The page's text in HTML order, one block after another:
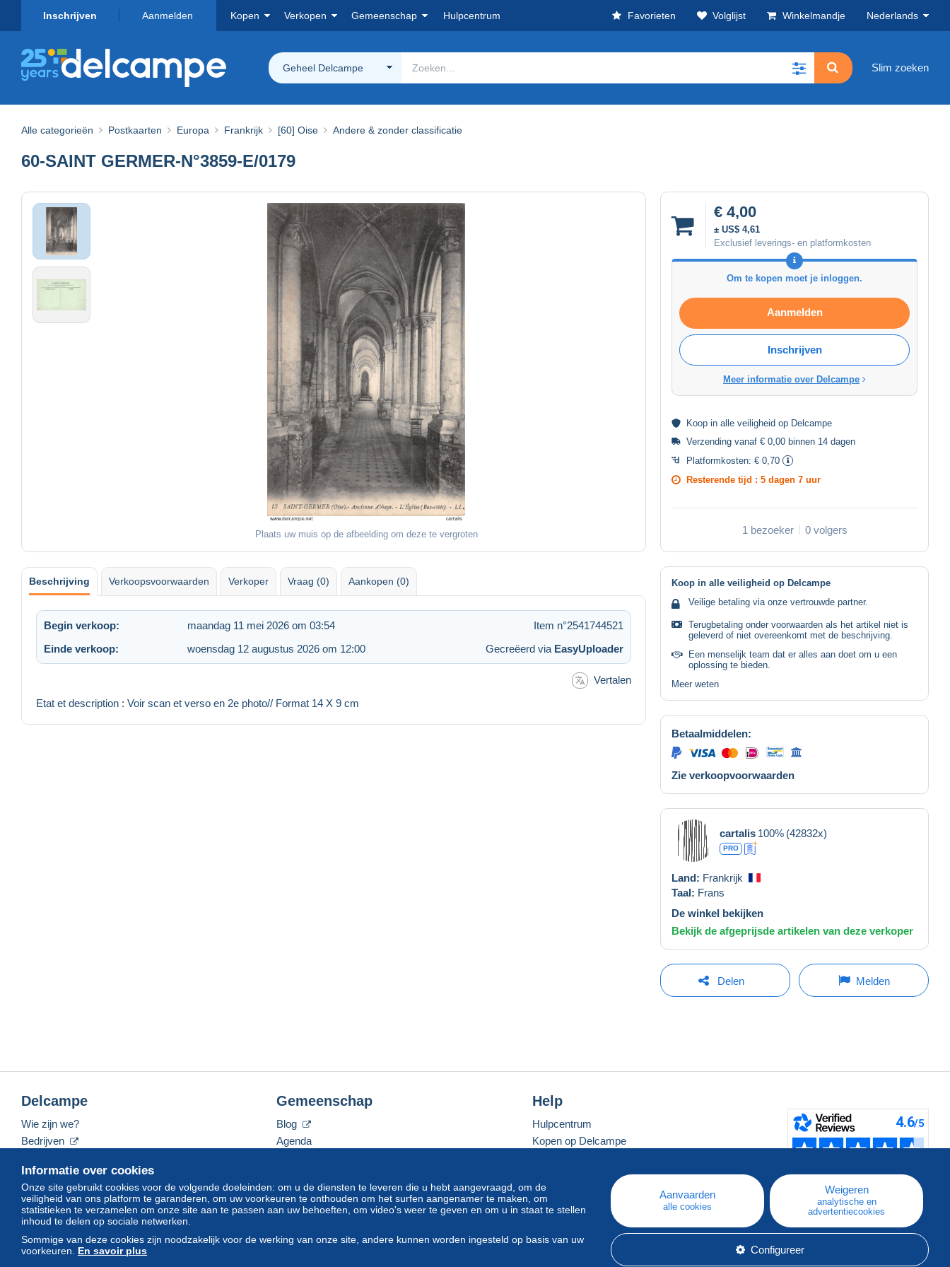
Inschrijven Aanmelden Kopen Verkopen Gemeenschap Hulpcentrum Favorieten Volglijst Winkelmandje Nederlands
Geheel Delcampe Slim zoeken
Alle categorieën Postkaarten Europa Frankrijk [60] Oise Andere & zonder classificatie
60-SAINT GERMER-N°3859-E/0179
Plaats uw muis op de afbeelding om deze te vergroten
€ 4,00
± US$ 4,61
Exclusief leverings- en platformkosten
Om te kopen moet je inloggen.
Aanmelden
Inschrijven
Meer informatie over Delcampe
Koop in alle veiligheid op Delcampe
Verzending vanaf € 0,00 binnen 14 dagen
Platformkosten: € 0,70
Resterende tijd : 5 dagen 7 uur
1 bezoeker 0 volgers
Beschrijving Verkoopsvoorwaarden Verkoper Vraag (0) Aankopen (0)
Begin verkoop: maandag 11 mei 2026 om 03:54
Item n°2541744521
Einde verkoop:
woensdag 12 augustus 2026 om 12:00 Gecreëerd via EasyUploader
Vertalen
Etat et description : Voir scan et verso en 2e photo// Format 14 X 9 cm
Koop in alle veiligheid op Delcampe
Veilige betaling via onze vertrouwde partner.
Terugbetaling onder voorwaarden als het artikel niet is
geleverd of niet overeenkomt met de beschrijving.
Een menselijk team dat er alles aan doet om u een
oplossing te bieden.
Meer weten
Betaalmiddelen:
Zie verkoopvoorwaarden
cartalis 100% (42832x)
PRO
Land: Frankrijk
Taal: Frans
De winkel bekijken
Bekijk de afgeprijsde artikelen van deze verkoper
Delen Melden
Informatie over cookies
Onze site gebruikt cookies voor de volgende doeleinden: om u de diensten te leveren die u hebt aangevraagd, om de
veiligheid van ons platform te garanderen, om uw voorkeuren te onthouden om het surfen aangenamer te maken, om
statistieken te verzamelen om onze site aan te passen aan uw behoeften, om video's weer te geven en om u in staat te stellen
inhoud te delen op sociale netwerken.
Sommige van deze cookies zijn noodzakelijk voor de werking van onze site, andere kunnen worden ingesteld op basis van uw
voorkeuren. En savoir plus
Aanvaarden
alle cookies
Weigeren
analytische en
advertentiecookies
Configureer
Delcampe
Wie zijn we?
Bedrijven
Neem contact met ons op
Gemeenschap
Blog
Agenda
Help
Hulpcentrum
Kopen op Delcampe
Een beveiligde website